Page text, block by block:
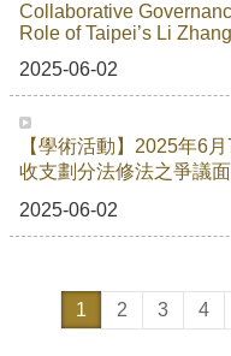
Collaborative
Role of Taipei’s Li Zhang
2025-06-02
【學術活動】2025年6
收支劃分法修法之爭議
2025-06-02
1 2 3 4